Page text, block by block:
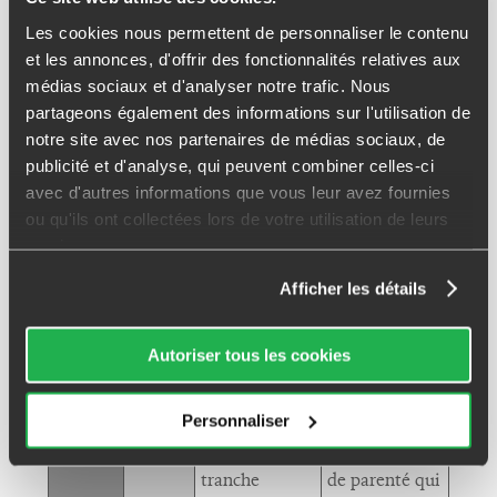
Les cookies nous permettent de personnaliser le contenu
et les annonces, d'offrir des fonctionnalités relatives aux
médias sociaux et d'analyser notre trafic. Nous
partageons également des informations sur l'utilisation de
notre site avec nos partenaires de médias sociaux, de
publicité et d'analyse, qui peuvent combiner celles-ci
avec d'autres informations que vous leur avez fournies
ou qu'ils ont collectées lors de votre utilisation de leurs
services.
Afficher les détails
Autoriser tous les cookies
Personnaliser
Primes versées après le
13/10/1998
AVANT LES 70 ANS
DE L'ASSURÉ
APRÈS LES 70 ANS
DE L'ASSURÉ
Article 990 l
du CGI
Article 757B
du CGI
Taxation ASSIETTE
Capitaux
perçus au titre
des primes
abattement de
152 500 euros
par
bénéficiaire
Montant des
primes
versées
abattement
global de 30
500 euros
TAUX
20 % pour la
tranche
Selon le lien
de parenté qui